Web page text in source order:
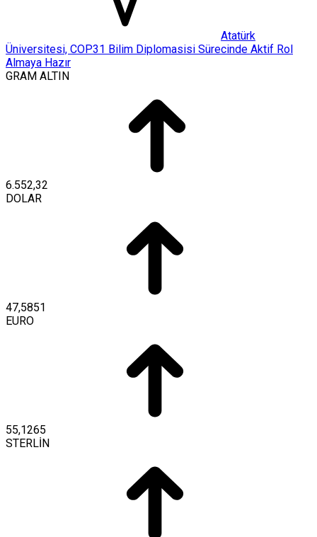
Atatürk
Üniversitesi, COP31 Bilim Diplomasisi Sürecinde Aktif Rol
Almaya Hazır
GRAM ALTIN
6.552,32
DOLAR
47,5851
EURO
55,1265
STERLİN